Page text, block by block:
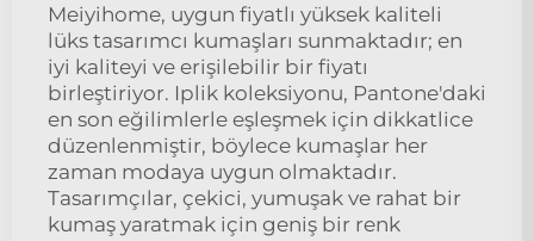
Meiyihome, uygun fiyatlı yüksek kaliteli
lüks tasarımcı kumaşları sunmaktadır; en
iyi kaliteyi ve erişilebilir bir fiyatı
birleştiriyor. Iplik koleksiyonu, Pantone'daki
en son eğilimlerle eşleşmek için dikkatlice
düzenlenmiştir, böylece kumaşlar her
zaman modaya uygun olmaktadır.
Tasarımçılar, çekici, yumuşak ve rahat bir
kumaş yaratmak için geniş bir renk